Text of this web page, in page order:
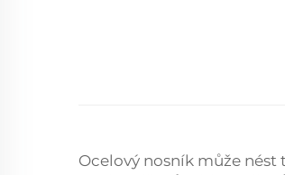
Ocelový nosník může